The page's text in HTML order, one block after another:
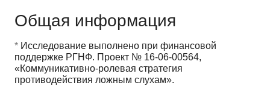
Общая информация
* Исследование выполнено при финансовой
поддержке РГНФ. Проект № 16-06-00564,
«Коммуникативно-ролевая стратегия
противодействия ложным слухам».